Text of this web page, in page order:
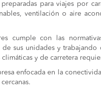
para viajes por
ventilación o aire
cumple con las
sus unidades y
y de carretera
enfocada en la